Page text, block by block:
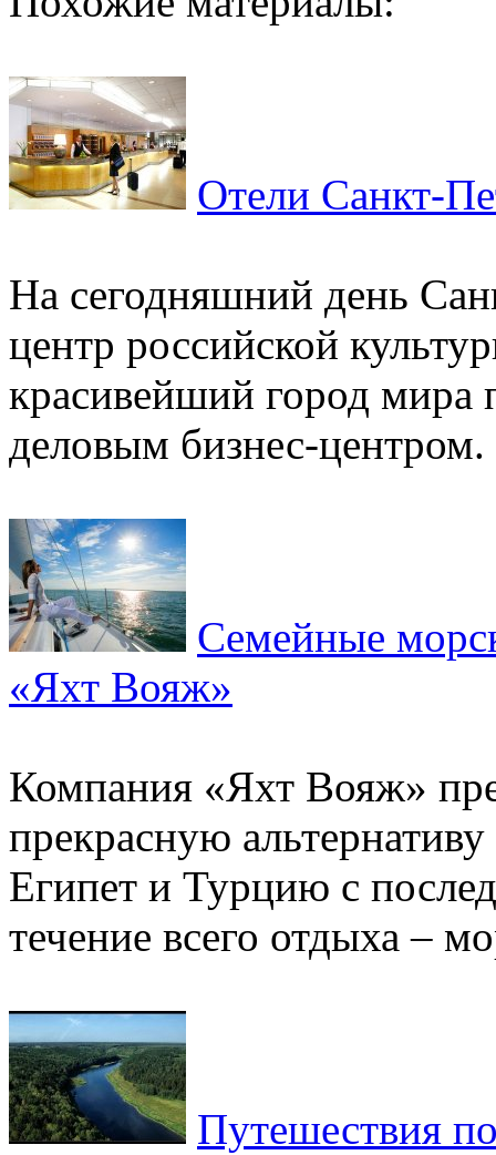
Отели Санкт-
На сегодняшний день
центр российской
красивейший город мира
деловым бизнес-центром.
Семейные
«Яхт Вояж»
Компания «Яхт Вояж»
прекрасную
Египет и Турцию с
течение всего отдыха –
Путешествия